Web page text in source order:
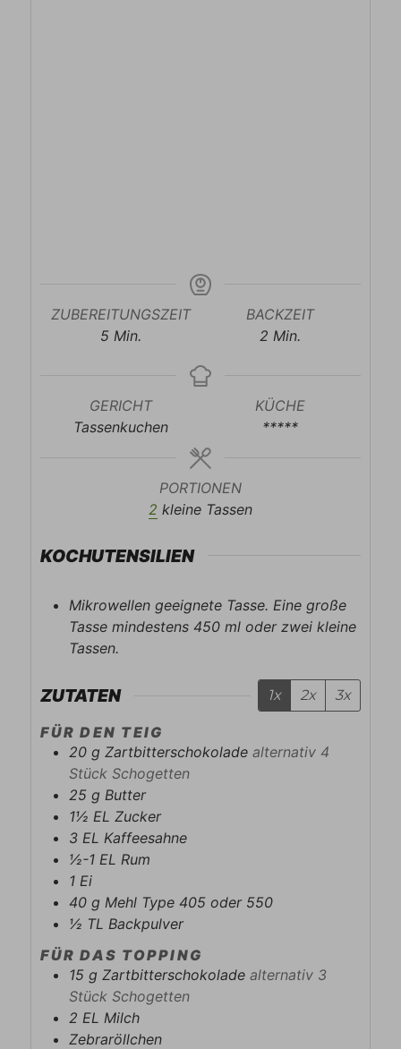
ZUBEREITUNGSZEIT
5Minuten
Min.
BACKZEIT
2 Minuten
Min.
GERICHT
Tassenkuchen
KÜCHE
*****
PORTIONEN
2 kleine Tassen
KOCHUTENSILIEN
Mikrowellen geeignete Tasse. Eine große
Tasse mindestens 450 ml oder zwei kleine
Tassen.
ZUTATEN 1x 2x 3x
FÜR DEN TEIG
20 g Zartbitterschokolade alternativ 4
Stück Schogetten
25 g Butter
1½ EL Zucker
3 EL Kaffeesahne
½-1 EL Rum
1 Ei
40 g Mehl Type 405 oder 550
½ TL Backpulver
FÜR DAS TOPPING
15 g Zartbitterschokolade alternativ 3
Stück Schogetten
2 EL Milch
Zebraröllchen